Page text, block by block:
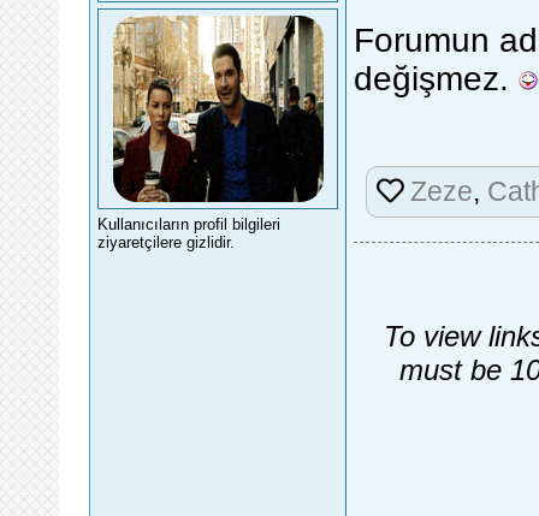
Kullanıcıların profil bilgileri
ziyaretçilere gizlidir.
Forumun
değişmez.
Zeze,
To view
must be